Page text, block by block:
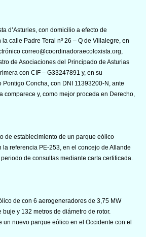
d’Asturies, con domicilio a efecto de
calle Padre Teral nº 26 – Q de Villalegre, en
correo@coordinadoraecoloxista.org,
de Asociaciones del Principado de Asturias
con CIF – G33247891 y, en su
Pontigo Concha, con DNI 11393200-N, ante
comparece y, como mejor proceda en Derecho,
de establecimiento de un parque eólico
referencia PE-253, en el concejo de Allande
de consultas mediante carta certificada.
de con 6 aerogeneradores de 3,75 MW
y 132 metros de diámetro de rotor.
un nuevo parque eólico en el Occidente con el